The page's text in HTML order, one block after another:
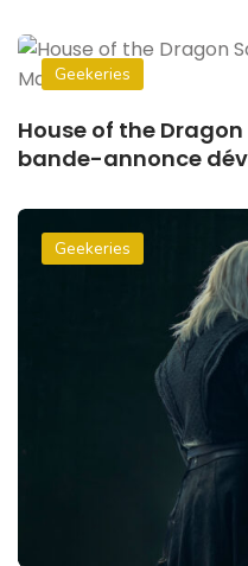
Geekeries
House of the
bande-annonce
Geekeries